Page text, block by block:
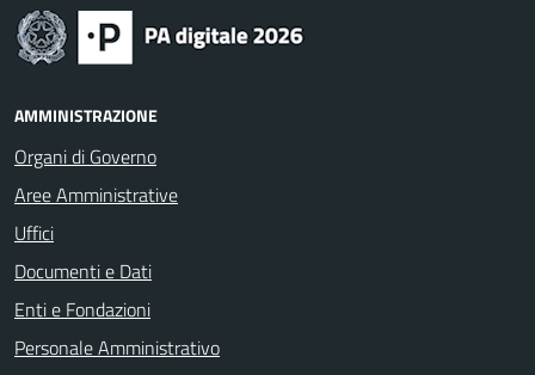
AMMINISTRAZIONE
Organi di Governo
Aree Amministrative
Uffici
Documenti e Dati
Enti e Fondazioni
Personale Amministrativo